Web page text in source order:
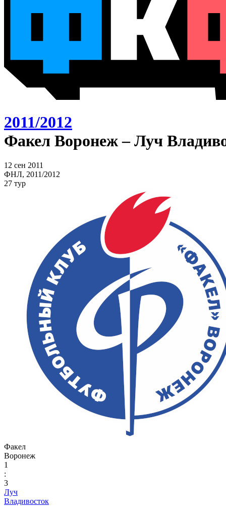
2011/2012
Факел Воронеж – Луч
12 сен 2011
ФНЛ, 2011/2012
27 тур
Факел
Воронеж
1
:
3
Луч
Владивосток